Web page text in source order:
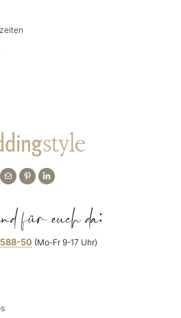
für euch da:
50 (Mo-Fr 9-17 Uhr)